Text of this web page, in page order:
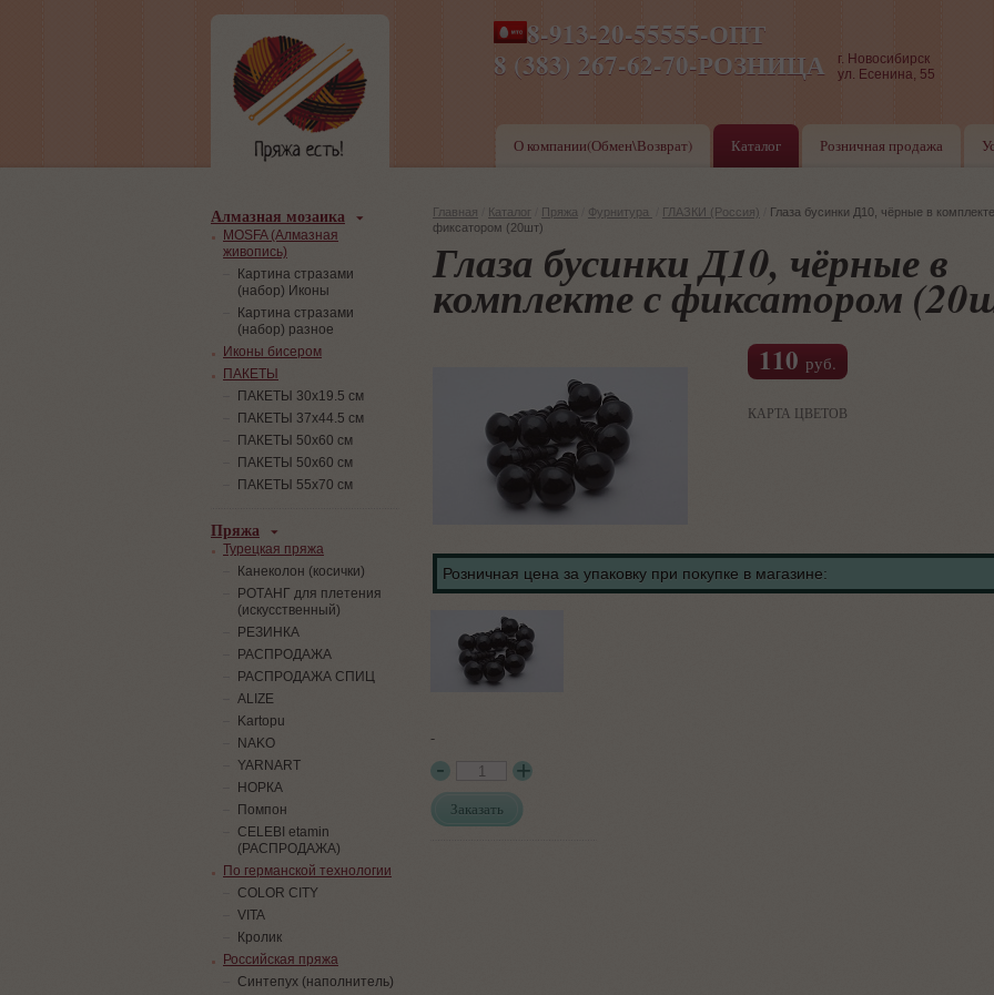
8-913-20-55555-ОПТ
8 (383) 267-62-70-РОЗНИЦА
ПН-ПТ 8-17,СБ-ВС 9-17
г. Новосибирск
ул. Есенина, 55
О компании(Обмен\Возврат) Каталог Розничная продажа
Главная Каталог Пряжа Фурнитура ГЛАЗКИ (Россия)
Глаза бусинки Д10, чёрные в
фиксатором (20шт)
Глаза бусинки Д10, чёрные в
комплекте с фиксатором
110 руб.
КАРТА ЦВЕТОВ
Розничная цена за упаковку при покупке в магазине:
-
Заказать
Алмазная мозаика
MOSFA (Алмазная
живопись)
Картина стразами
(набор) Иконы
Картина стразами
(набор) разное
Иконы бисером
ПАКЕТЫ
ПАКЕТЫ 30х19.5 см
ПАКЕТЫ 37х44.5 см
ПАКЕТЫ 50х60 см
ПАКЕТЫ 50х60 см
ПАКЕТЫ 55х70 см
Пряжа
Турецкая пряжа
Канеколон (косички)
РОТАНГ для плетения
(искусственный)
PЕЗИНКА
РАСПРОДАЖА
РАСПРОДАЖА СПИЦ
ALIZE
Kartopu
NAKO
YARNART
НОРКА
Помпон
СELEBI etamin
(РАСПРОДАЖА)
По германской технологии
COLOR CITY
VITA
Кролик
Российская пряжа
Синтепух (наполнитель)